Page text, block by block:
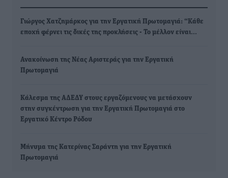
Γιώργος Χατζημάρκος για την Εργατική Πρωτομαγιά: “Κάθε
εποχή φέρνει τις δικές της προκλήσεις - Το μέλλον είναι…
Ανακοίνωση της Νέας Αριστεράς για την Εργατική
Πρωτομαγιά
Kάλεσμα της ΑΔΕΔΥ στους εργαζόμενους να μετάσχουν
στην συγκέντρωση για την Εργατική Πρωτομαγιά στο
Εργατικό Κέντρο Ρόδου
Μήνυμα της Κατερίνας Σαράντη για την Εργατική
Πρωτομαγιά